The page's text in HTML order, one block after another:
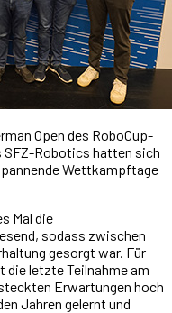
Open des RoboCup-
Robotics hatten sich
Wettkampftage
Mal die
sodass zwischen
gesorgt war. Für
die letzte Teilnahme am
Erwartungen hoch
Jahren gelernt und